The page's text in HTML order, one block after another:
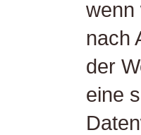
wenn
nach
der
eine